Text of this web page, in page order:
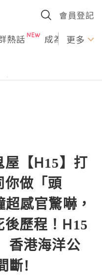
會員登記
熱話 成為U更多
【H15】打
你做「頭
感官驚嚇，
歷程！H15
港海洋公
斷!